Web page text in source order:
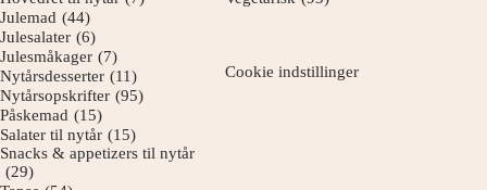
Julemad (44)
Julesalater (6)
Julesmåkager (7)
Nytårsdesserter (11)
Nytårsopskrifter (95)
Påskemad (15)
Salater til nytår (15)
Snacks & appetizers til nytår
(29)
Cookie indstillinger